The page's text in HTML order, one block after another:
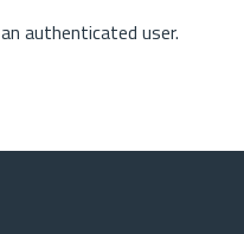
authenticated user.